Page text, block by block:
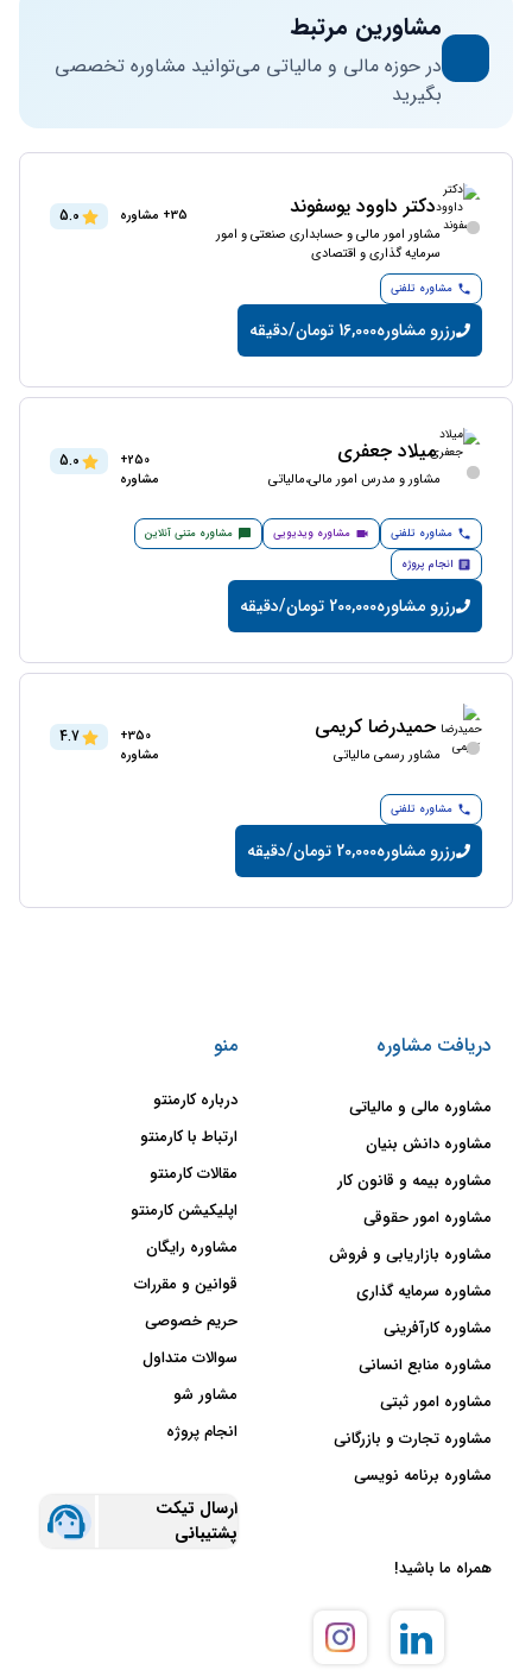
مشاورین مرتبط
در حوزه مالی و مالیاتی می‌توانید مشاوره تخصصی
بگیرید
دکتر داوود یوسفوند
مشاور امور مالی و حسابداری صنعتی و امور
سرمایه گذاری و اقتصادی
35+ مشاوره 5.0
مشاوره تلفنی
رزرو مشاوره16,000 تومان/دقیقه
میلاد جعفری
مشاور و مدرس امور مالی،مالیاتی
250+
مشاوره
5.0
مشاوره تلفنی مشاوره ویدیویی
مشاوره متنی آنلاین
انجام پروژه
رزرو مشاوره200,000 تومان/دقیقه
حمیدرضا کریمی
مشاور رسمی مالیاتی
350+
مشاوره
4.7
مشاوره تلفنی
رزرو مشاوره20,000 تومان/دقیقه
دریافت مشاوره
مشاوره مالی و مالیاتی
مشاوره دانش بنیان
مشاوره بیمه و قانون کار
مشاوره امور حقوقی
مشاوره بازاریابی و فروش
مشاوره سرمایه گذاری
مشاوره کارآفرینی
مشاوره منابع انسانی
مشاوره امور ثبتی
مشاوره تجارت و بازرگانی
مشاوره برنامه نویسی
منو
درباره کارمنتو
ارتباط با کارمنتو
مقالات کارمنتو
اپلیکیشن کارمنتو
مشاوره رایگان
قوانین و مقررات
حریم خصوصی
سوالات متداول
مشاور شو
انجام پروژه
ارسال تیکت
پشتیبانی
همراه ما باشید!